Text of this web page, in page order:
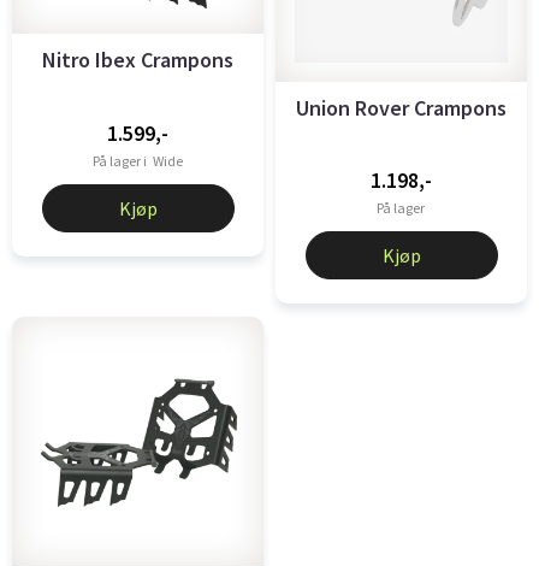
Nitro Ibex Crampons
1.599,-
På lager i Wide
Kjøp
Union Rover Crampons
1.198,-
På lager
Kjøp